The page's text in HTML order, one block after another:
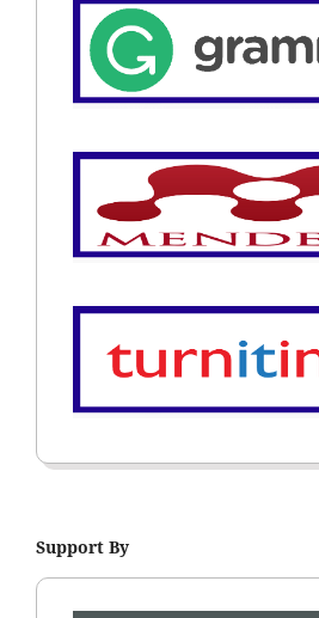
Support By